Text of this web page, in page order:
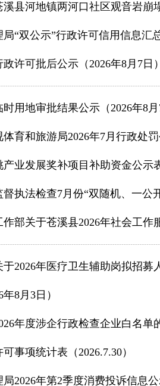
县河地镇两河口社区观音岩崩
“双公示”行政许可信用信息汇
许可批后公示（2026年8月7日）
用地审批结果公示（2026年8月
育和旅游局2026年7月行政处
产业发展奖补项目补助资金公示
督执法检查7月份“双随机、一公
部关于苍溪县2026年社会工作
2026年医疗卫生辅助岗拟招募
8月3日）
年度涉企行政检查企业白名单
事项统计表（2026.7.30）
2026年第2季度消费投诉信息